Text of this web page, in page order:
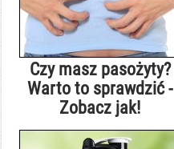
Czy masz pasożyty?
Warto to sprawdzić -
Zobacz jak!